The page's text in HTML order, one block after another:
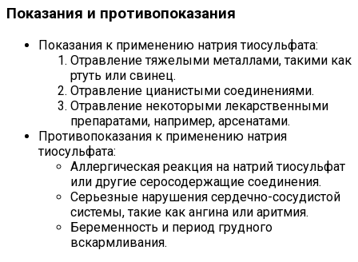
Показания и противопоказания
Показания к применению натрия тиосульфата:
Отравление тяжелыми металлами, такими как
ртуть или свинец.
Отравление цианистыми соединениями.
Отравление некоторыми лекарственными
препаратами, например, арсенатами.
Противопоказания к применению натрия
тиосульфата:
Аллергическая реакция на натрий тиосульфат
или другие серосодержащие соединения.
Серьезные нарушения сердечно-сосудистой
системы, такие как ангина или аритмия.
Беременность и период грудного
вскармливания.